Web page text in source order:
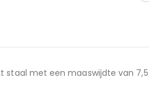
met een maaswijdte van